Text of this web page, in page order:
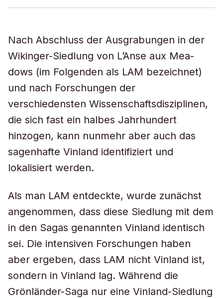
Nach Abschluss der Ausgrabungen in der
Wikinger-Siedlung von L’Anse aux Mea-
dows (im Folgenden als LAM bezeichnet)
und nach Forschungen der
verschiedensten Wissenschaftsdisziplinen,
die sich fast ein halbes Jahrhundert
hinzogen, kann nunmehr aber auch das
sagenhafte Vinland identifiziert und
lokalisiert werden.
Als man LAM entdeckte, wurde zunächst
angenommen, dass diese Siedlung mit dem
in den Sagas genannten Vinland identisch
sei. Die intensiven Forschungen haben
aber ergeben, dass LAM nicht Vinland ist,
sondern in Vinland lag. Während die
Grönländer-Saga nur eine Vinland-Siedlung